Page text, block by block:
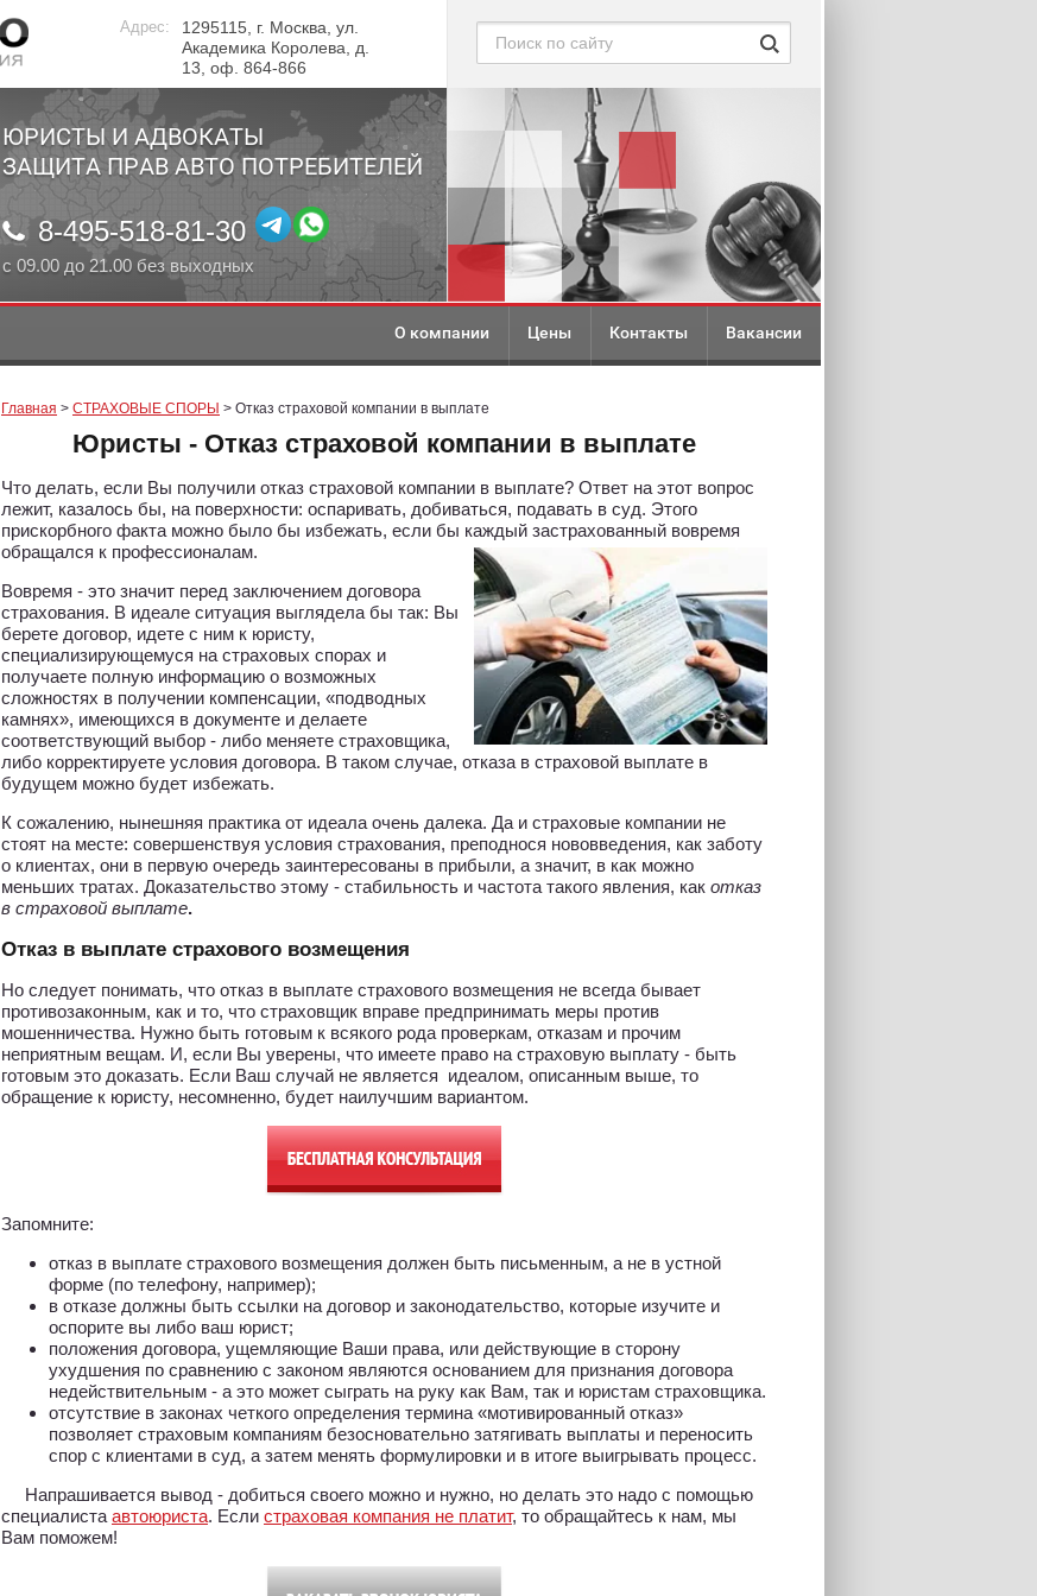
Адрес:
1295115, г. Москва, ул.
Академика Королева, д.
13, оф. 864-866
ЮРИСТЫ И АДВОКАТЫ
ЗАЩИТА ПРАВ АВТО ПОТРЕБИТЕЛЕЙ
8-495-518-81-30
с 09.00 до 21.00 без выходных
О компании Цены Контакты Вакансии
Главная > СТРАХОВЫЕ СПОРЫ > Отказ страховой компании в выплате
Юристы - Отказ страховой компании в выплате
Что делать, если Вы получили отказ страховой компании в выплате? Ответ на этот вопрос
лежит, казалось бы, на поверхности: оспаривать, добиваться, подавать в суд. Этого
прискорбного факта можно было бы избежать, если бы каждый застрахованный вовремя
обращался к профессионалам.
Вовремя - это значит перед заключением договора
страхования. В идеале ситуация выглядела бы так: Вы
берете договор, идете с ним к юристу,
специализирующемуся на страховых спорах и
получаете полную информацию о возможных
сложностях в получении компенсации, «подводных
камнях», имеющихся в документе и делаете
соответствующий выбор - либо меняете страховщика,
либо корректируете условия договора. В таком случае, отказа в страховой выплате в
будущем можно будет избежать.
К сожалению, нынешняя практика от идеала очень далека. Да и страховые компании не
стоят на месте: совершенствуя условия страхования, преподнося нововведения, как заботу
о клиентах, они в первую очередь заинтересованы в прибыли, а значит, в как можно
меньших тратах. Доказательство этому - стабильность и частота такого явления, как отказ
в страховой выплате.
Отказ в выплате страхового возмещения
Но следует понимать, что отказ в выплате страхового возмещения не всегда бывает
противозаконным, как и то, что страховщик вправе предпринимать меры против
мошенничества. Нужно быть готовым к всякого рода проверкам, отказам и прочим
неприятным вещам. И, если Вы уверены, что имеете право на страховую выплату - быть
готовым это доказать. Если Ваш случай не является идеалом, описанным выше, то
обращение к юристу, несомненно, будет наилучшим вариантом.
Запомните:
отказ в выплате страхового возмещения должен быть письменным, а не в устной
форме (по телефону, например);
в отказе должны быть ссылки на договор и законодательство, которые изучите и
оспорите вы либо ваш юрист;
положения договора, ущемляющие Ваши права, или действующие в сторону
ухудшения по сравнению с законом являются основанием для признания договора
недействительным - а это может сыграть на руку как Вам, так и юристам страховщика.
отсутствие в законах четкого определения термина «мотивированный отказ»
позволяет страховым компаниям безосновательно затягивать выплаты и переносить
спор с клиентами в суд, а затем менять формулировки и в итоге выигрывать процесс.
Напрашивается вывод - добиться своего можно и нужно, но делать это надо с помощью
специалиста автоюриста. Если страховая компания не платит, то обращайтесь к нам, мы
Вам поможем!